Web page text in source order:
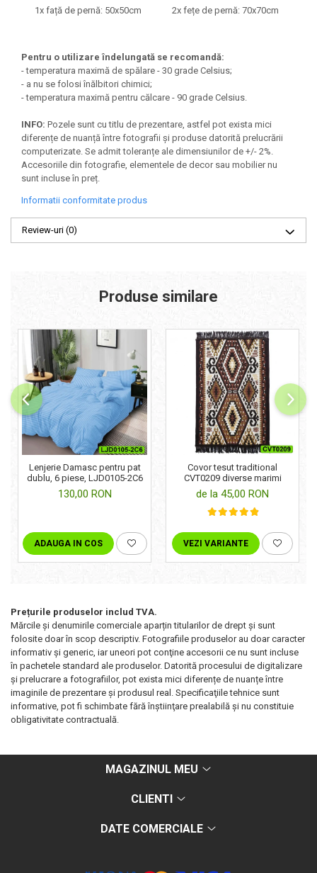
1x față de pernă: 50x50cm 2x fețe de pernă: 70x70cm
Pentru o utilizare îndelungată se recomandă:
- temperatura maximă de spălare - 30 grade Celsius;
- a nu se folosi înălbitori chimici;
- temperatura maximă pentru călcare - 90 grade Celsius.
INFO: Pozele sunt cu titlu de prezentare, astfel pot exista mici
diferențe de nuanță între fotografii și produse datorită prelucrării
computerizate. Se admit toleranțe ale dimensiunilor de +/- 2%.
Accesoriile din fotografie, elementele de decor sau mobilier nu
sunt incluse în preț.
Informatii conformitate produs
Review-uri (0)
Produse similare
Lenjerie Damasc pentru pat
dublu, 6 piese, LJD0105-2C6
130,00 RON
ADAUGA IN COS
Covor tesut traditional
CVT0209 diverse marimi
de la 45,00 RON
VEZI VARIANTE
Prețurile produselor includ TVA.
Mărcile și denumirile comerciale aparțin titularilor de drept şi sunt
folosite doar în scop descriptiv. Fotografiile produselor au doar caracter
informativ şi generic, iar uneori pot conţine accesorii ce nu sunt incluse
în pachetele standard ale produselor. Datorită procesului de digitalizare
și prelucrare a fotografiilor, pot exista mici diferențe de nuanțe între
imaginile de prezentare și produsul real. Specificaţiile tehnice sunt
informative, pot fi schimbate fără înştiinţare prealabilă şi nu constituie
obligativitate contractuală.
MAGAZINUL MEU
CLIENTI
DATE COMERCIALE